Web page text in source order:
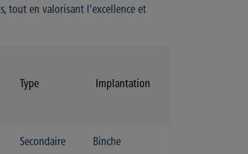
tout en valorisant l’excellence et
Type Implantation
Secondaire Binche